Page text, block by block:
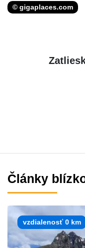
© gigaplaces.com
Články
vzdialenosť 0 km